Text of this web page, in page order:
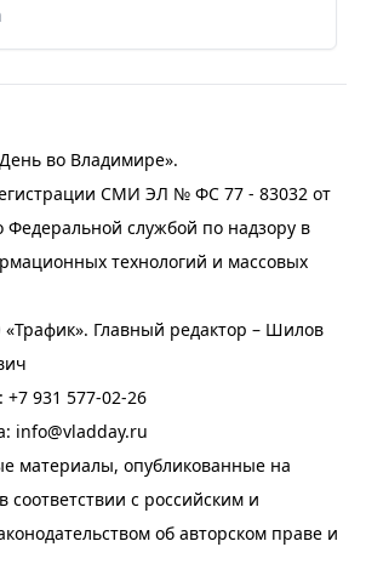
во Владимире».
СМИ ЭЛ № ФС 77 - 83032 от
Федеральной службой по надзору в
технологий и массовых
Главный редактор – Шилов
+7 931 577-02-26
info@vladday.ru
материалы, опубликованные на
с российским и
об авторском праве и